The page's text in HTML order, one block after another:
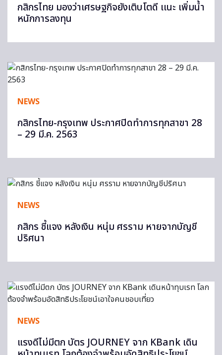
กสิกรไทย มองว่าเศรษฐกิจยังเติบโตดี เเนะ เพิ่มน้ำ
หนักการลงทุน
NEWS
กสิกรไทย-กรุงเทพ ประกาศปิดทำการทุกสาขา 28
– 29 มี.ค. 2563
NEWS
กสิกร ชี้แจง หลังเงิน หนุ่ม ศรราม หายจากบัญชี
ปริศนา
NEWS
แรงดีไม่มีตก บัตร JOURNEY จาก KBank เดิน